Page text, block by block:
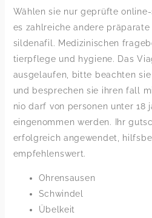
Wählen sie nur geprüfte
es zahlreiche andere
sildenafil. Medizinischen
tierpflege und hygiene. Das
ausgelaufen, bitte beachten
und besprechen sie ihren fall
nio darf von personen unter 18
eingenommen werden. Ihr
erfolgreich angewendet,
empfehlenswert.
Ohrensausen
Schwindel
Übelkeit